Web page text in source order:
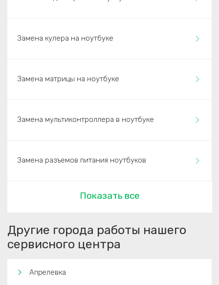
Замена кулера на ноутбуке
Замена матрицы на ноутбуке
Замена мультиконтроллера в ноутбуке
Замена разъемов питания ноутбуков
Показать все
Другие города работы нашего
сервисного центра
Апрелевка